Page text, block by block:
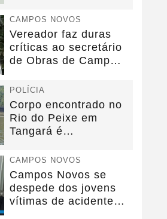
CAMPOS NOVOS
Vereador faz duras
críticas ao secretário
de Obras de Campos
POLÍCIA
Corpo encontrado no
Rio do Peixe em
Tangará é
CAMPOS NOVOS
Campos Novos se
despede dos jovens
vítimas de acidente